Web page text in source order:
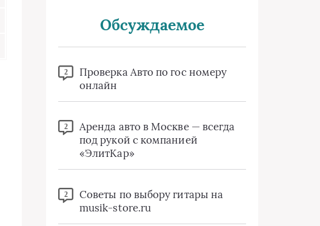
Обсуждаемое
2
Проверка Авто по гос номеру
онлайн
2
Аренда авто в Москве — всегда
под рукой с компанией
«ЭлитКар»
2
Советы по выбору гитары на
musik-store.ru